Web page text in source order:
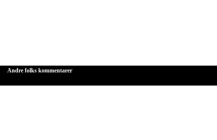
Andre folks kommentarer